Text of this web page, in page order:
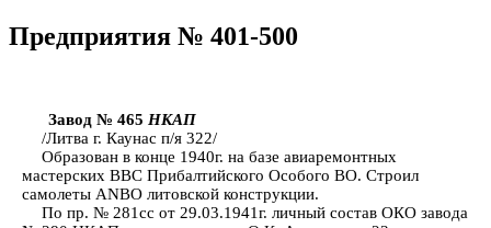
Предприятия № 401-500
Завод № 465 НКАП
/Литва г. Каунас п/я 322/
Образован в конце 1940г. на базе авиаремонтных
мастерских ВВС Прибалтийского Особого ВО. Строил
самолеты ANBO литовской конструкции.
По пр. № 281сс от 29.03.1941г. личный состав ОКО завода